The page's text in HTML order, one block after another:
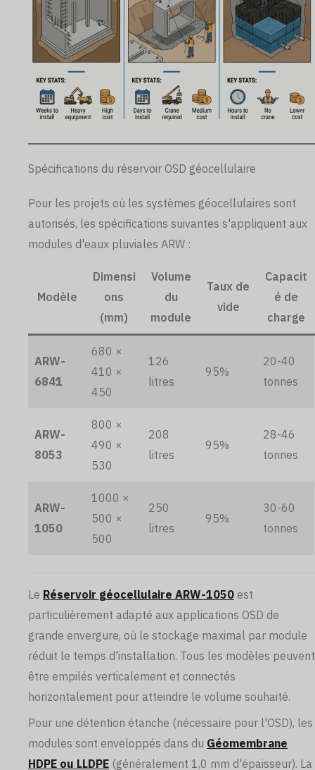
Spécifications du réservoir OSD géocellulaire
Pour les projets où les systèmes géocellulaires sont
autorisés, les spécifications suivantes s'appliquent aux
modules d'eaux pluviales ARW :
Modèle
Dimensi
ons
(mm)
Volume
du
module
Taux de
vide
Capacit
é de
charge
ARW-
6841
680 ×
410 ×
450
126
litres
95%
20-40
tonnes
ARW-
8053
800 ×
490 ×
530
208
litres
95%
28-46
tonnes
ARW-
1050
1000 ×
500 ×
500
250
litres
95%
30-60
tonnes
Le Réservoir géocellulaire ARW-1050 est
particulièrement adapté aux applications OSD de
grande envergure, où le stockage maximal par module
réduit le temps d'installation. Tous les modèles peuvent
être empilés verticalement et connectés
horizontalement pour atteindre le volume souhaité.
Pour une détention étanche (nécessaire pour l'OSD), les
modules sont enveloppés dans du Géomembrane
HDPE ou LLDPE (généralement 1,0 mm d'épaisseur). La